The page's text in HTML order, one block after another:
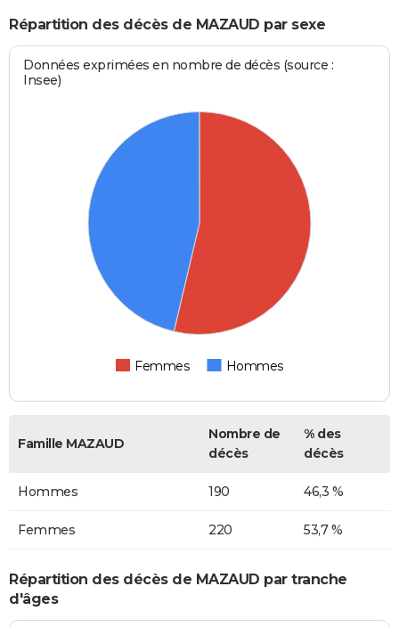
Répartition des décès de MAZAUD par sexe
Données exprimées en nombre de décès (source :
Insee)
Femmes Hommes
Famille MAZAUD
Nombre de
décès
% des
décès
Hommes 190 46,3 %
Femmes 220 53,7 %
Répartition des décès de MAZAUD par tranche
d'âges